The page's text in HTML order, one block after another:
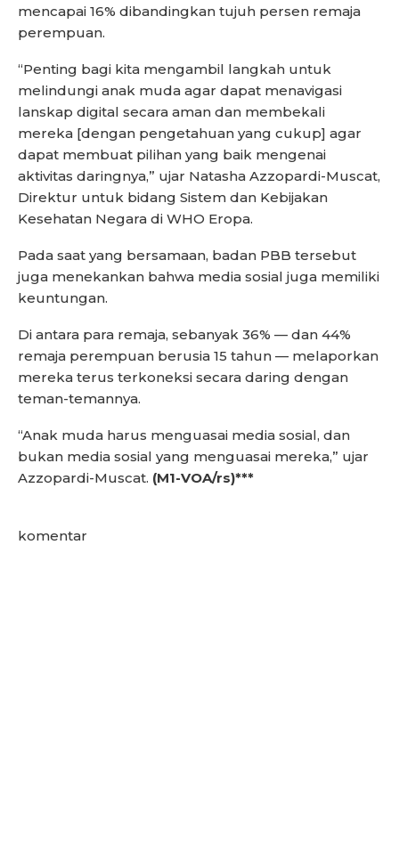
mencapai 16% dibandingkan tujuh persen remaja
perempuan.
“Penting bagi kita mengambil langkah untuk
melindungi anak muda agar dapat menavigasi
lanskap digital secara aman dan membekali
mereka [dengan pengetahuan yang cukup] agar
dapat membuat pilihan yang baik mengenai
aktivitas daringnya,” ujar Natasha Azzopardi-Muscat,
Direktur untuk bidang Sistem dan Kebijakan
Kesehatan Negara di WHO Eropa.
Pada saat yang bersamaan, badan PBB tersebut
juga menekankan bahwa media sosial juga memiliki
keuntungan.
Di antara para remaja, sebanyak 36% — dan 44%
remaja perempuan berusia 15 tahun — melaporkan
mereka terus terkoneksi secara daring dengan
teman-temannya.
“Anak muda harus menguasai media sosial, dan
bukan media sosial yang menguasai mereka,” ujar
Azzopardi-Muscat. (M1-VOA/rs)***
komentar